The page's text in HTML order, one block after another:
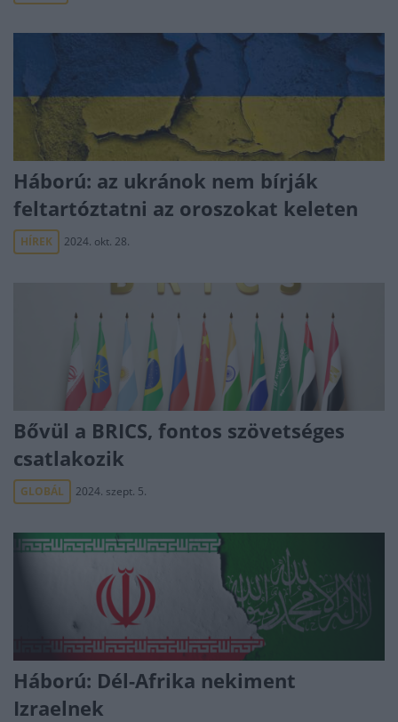
Háború: az ukránok nem bírják
feltartóztatni az oroszokat keleten
HÍREK 2024. okt. 28.
Bővül a BRICS, fontos szövetséges
csatlakozik
GLOBÁL 2024. szept. 5.
Háború: Dél-Afrika nekiment
Izraelnek